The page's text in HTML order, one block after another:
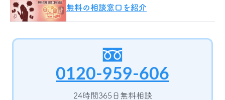
無料の相談窓口を紹介
0120-959-606
24時間365日無料相談